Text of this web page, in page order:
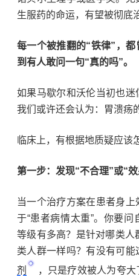
生服药的命运，有望被彻底
每一个被推翻的“铁律” ，都
到有人敢问一句“真的吗”。
如果马歇尔和沃伦当初也
我们或许还会认为：胃溃疡
临床上，有根据地质疑应该
第一步：发现“不合理”或“
当一个治疗方案在患者身
于“患者病情太重”。你要问
等级有多高？是针对哪类人
类人群一样吗？有没有可
剂
，只是疗效被人为夸